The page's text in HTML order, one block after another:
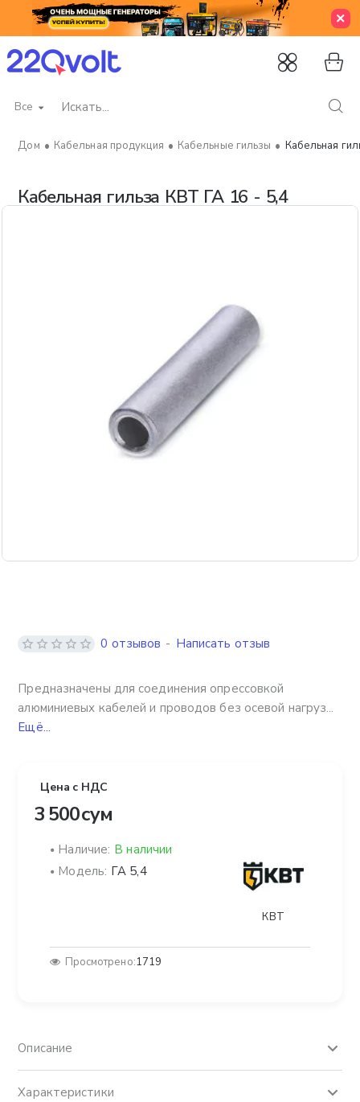
Все
Искать...
Кабельная гильза КВТ ГА 16 - 5,4
Кабельная продукция Кабельные гильзы Кабельная
Пред­наз­на­че­ны для со­еди­не­ния опрессовкой
алюминиевых ка­бе­лей и про­во­дов без осевой нагруз...
Ещё...
0 отзывов - Написать отзыв
Цена с НДС
3 500 сум
Наличие: В наличии
Модель: ГА 5,4
КВТ
Просмотрено:1719
Описание
Характеристики